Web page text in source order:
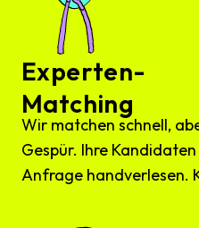
Experten-
Matching
Wir matchen schnell,
Gespür. Ihre
Anfrage handverlesen.